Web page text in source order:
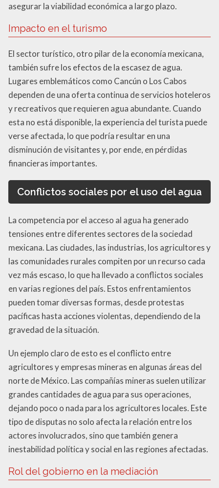
asegurar la viabilidad económica a largo plazo.
Impacto en el turismo
El sector turístico, otro pilar de la economía mexicana,
también sufre los efectos de la escasez de agua.
Lugares emblemáticos como Cancún o Los Cabos
dependen de una oferta continua de servicios hoteleros
y recreativos que requieren agua abundante. Cuando
esta no está disponible, la experiencia del turista puede
verse afectada, lo que podría resultar en una
disminución de visitantes y, por ende, en pérdidas
financieras importantes.
Conflictos sociales por el uso del agua
La competencia por el acceso al agua ha generado
tensiones entre diferentes sectores de la sociedad
mexicana. Las ciudades, las industrias, los agricultores y
las comunidades rurales compiten por un recurso cada
vez más escaso, lo que ha llevado a conflictos sociales
en varias regiones del país. Estos enfrentamientos
pueden tomar diversas formas, desde protestas
pacíficas hasta acciones violentas, dependiendo de la
gravedad de la situación.
Un ejemplo claro de esto es el conflicto entre
agricultores y empresas mineras en algunas áreas del
norte de México. Las compañías mineras suelen utilizar
grandes cantidades de agua para sus operaciones,
dejando poco o nada para los agricultores locales. Este
tipo de disputas no solo afecta la relación entre los
actores involucrados, sino que también genera
inestabilidad política y social en las regiones afectadas.
Rol del gobierno en la mediación